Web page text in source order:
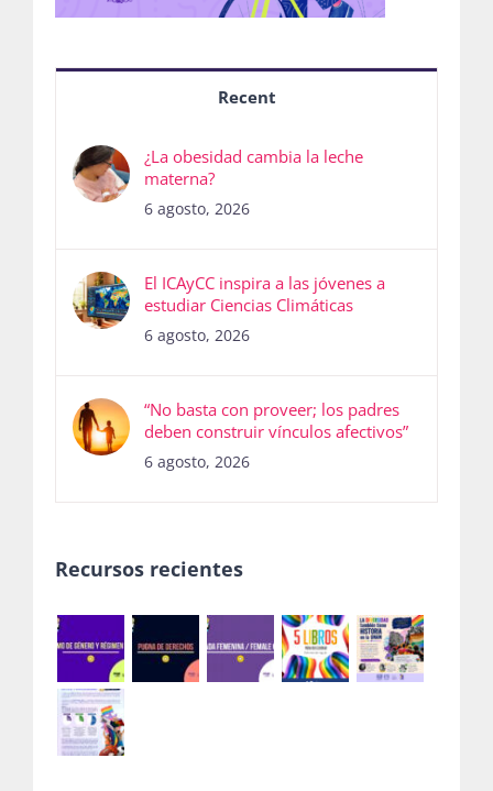
Recent
¿La obesidad cambia la leche
materna?
6 agosto, 2026
El ICAyCC inspira a las jóvenes a
estudiar Ciencias Climáticas
6 agosto, 2026
“No basta con proveer; los padres
deben construir vínculos afectivos”
6 agosto, 2026
Recursos recientes